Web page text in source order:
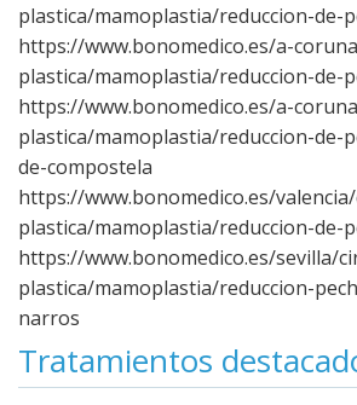
plastica/mamoplastia/reduccion-de-
https://www.bonomedico.es/a-
plastica/mamoplastia/reduccion-de-
https://www.bonomedico.es/a-
plastica/mamoplastia/reduccion-de-
de-compostela
https://www.bonomedico.es/
plastica/mamoplastia/reduccion-de-
https://www.bonomedico.es/sevilla/
plastica/mamoplastia/reduccion-
narros
Tratamientos